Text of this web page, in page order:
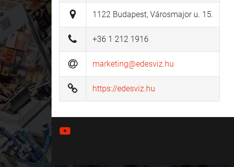
1122 Budapest, Városmajor u. 15.
+36 1 212 1916
marketing@edesviz.hu
https://edesviz.hu